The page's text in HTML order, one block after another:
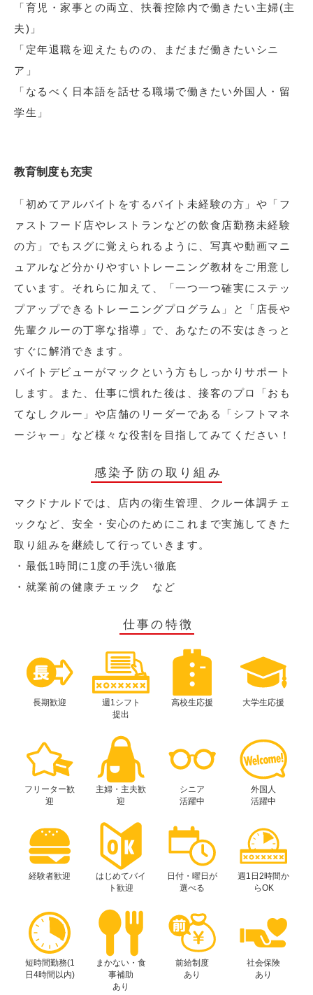
「育児・家事との両立、扶養控除内で働きたい主婦(主
夫)」
「定年退職を迎えたものの、まだまだ働きたいシニ
ア」
「なるべく日本語を話せる職場で働きたい外国人・留
学生」
教育制度も充実
「初めてアルバイトをするバイト未経験の方」や「フ
ァストフード店やレストランなどの飲食店勤務未経験
の方」でもスグに覚えられるように、写真や動画マニ
ュアルなど分かりやすいトレーニング教材をご用意し
ています。それらに加えて、「一つ一つ確実にステッ
プアップできるトレーニングプログラム」と「店長や
先輩クルーの丁寧な指導」で、あなたの不安はきっと
すぐに解消できます。
バイトデビューがマックという方もしっかりサポート
します。また、仕事に慣れた後は、接客のプロ「おも
てなしクルー」や店舗のリーダーである「シフトマネ
ージャー」など様々な役割を目指してみてください！
感染予防の取り組み
マクドナルドでは、店内の衛生管理、クルー体調チェ
ックなど、安全・安心のためにこれまで実施してきた
取り組みを継続して行っていきます。
・最低1時間に1度の手洗い徹底
・就業前の健康チェック など
仕事の特徴
長期歓迎
週1シフト
提出
高校生応援 大学生応援
フリーター歓
迎
主婦・主夫歓
迎
シニア
活躍中
外国人
活躍中
経験者歓迎
はじめてバイ
ト歓迎
日付・曜日が
選べる
週1日2時間か
らOK
短時間勤務(1
日4時間以内)
まかない・食
事補助
あり
前給制度
あり
社会保険
あり